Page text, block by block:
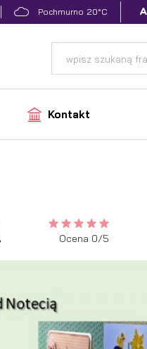
Pochmurno 20°C
Kontakt
Ocena 0/5